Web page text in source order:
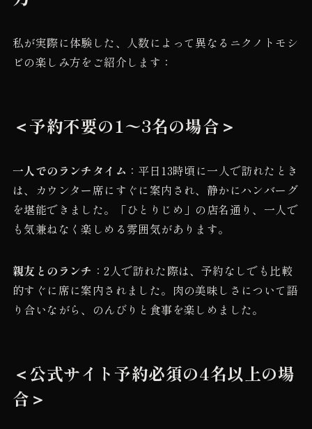
私が実際に体験した、人数によって異なるニクノトモシ
ビの楽しみ方をご紹介します：
＜予約不要の1〜3名の場合＞
一人でのランチタイム ：平日13時頃に一人で訪れたとき
は、カウンター席にすぐに案内され、静かにハンバーグ
を堪能できました。「ひとりじめ」の店名通り、一人で
も気兼ねなく楽しめる雰囲気があります。
親友とのランチ ：2人で訪れた際は、予約なしでも比較
的すぐに席に案内されました。肉の美味しさについて語
り合いながら、のんびりと食事を楽しめました。
＜公式サイト予約必須の4名以上の場
合＞